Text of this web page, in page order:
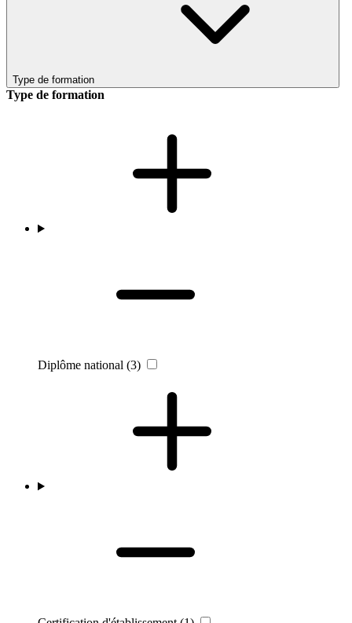
Type de formation
Type de formation
Diplôme national (3)